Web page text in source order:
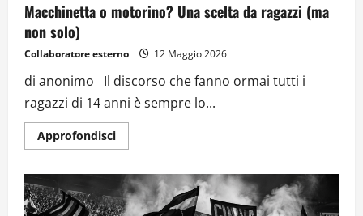
Macchinetta o motorino? Una scelta da ragazzi (ma
non solo)
Collaboratore esterno 12 Maggio 2026
di anonimo Il discorso che fanno ormai tutti i
ragazzi di 14 anni è sempre lo...
Approfondisci